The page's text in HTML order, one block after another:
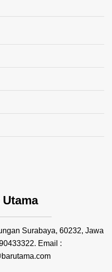
Surabaya, 60232, Jawa
Email :